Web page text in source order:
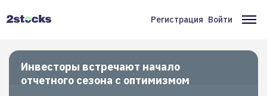
Меню
учётной
записи
пользователя
Регистрация Войти
Инвесторы встречают начало
отчетного сезона с оптимизмом